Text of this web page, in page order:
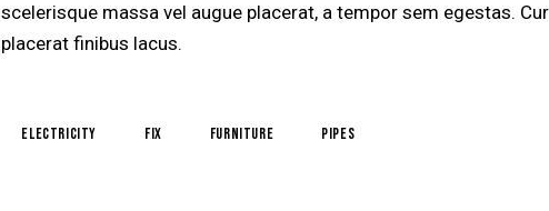
scelerisque massa vel augue placerat, a tempor sem egestas.
placerat finibus lacus.
electricity fix furniture pipes